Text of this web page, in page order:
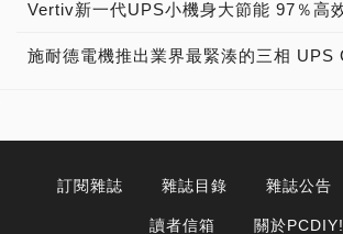
訂閱雜誌 雜誌目錄 雜誌公告
讀者信箱 關於PCDIY!